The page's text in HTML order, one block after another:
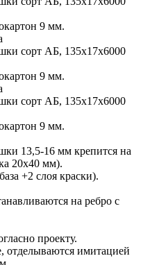
9 мм.
сорт АБ, 135х17х6000
9 мм.
сорт АБ, 135х17х6000
9 мм.
13,5-16 мм крепится на
20х40 мм).
+2 слоя краски).
на ребро с
проекту.
имитацией